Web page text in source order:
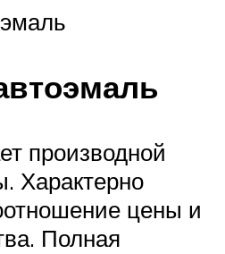
производной
Характерно
цены и
Полная